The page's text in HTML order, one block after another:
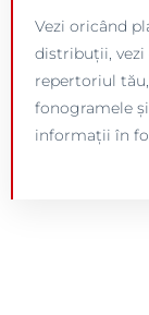
Vezi oricând
distribuții, vezi
repertoriul
fonogramele
informații în
Click pe
Acces